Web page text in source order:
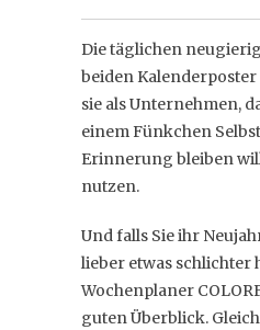
Die täglichen
beiden
sie als Unternehmen,
einem Fünkchen
Erinnerung bleiben
nutzen.
Und falls Sie ihr
lieber etwas schlichter
Wochenplaner
guten Überblick.